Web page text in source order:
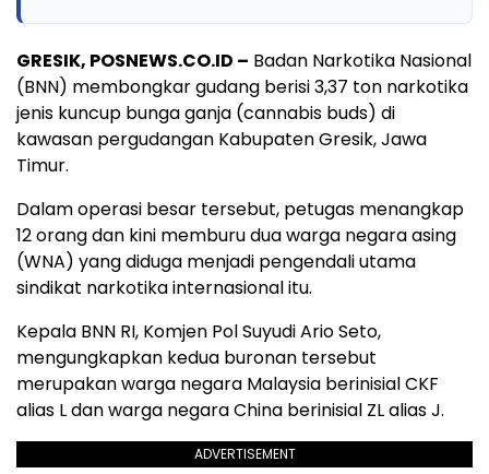
GRESIK, POSNEWS.CO.ID – Badan Narkotika Nasional
(BNN) membongkar gudang berisi 3,37 ton narkotika
jenis kuncup bunga ganja (cannabis buds) di
kawasan pergudangan Kabupaten Gresik, Jawa
Timur.
Dalam operasi besar tersebut, petugas menangkap
12 orang dan kini memburu dua warga negara asing
(WNA) yang diduga menjadi pengendali utama
sindikat narkotika internasional itu.
Kepala BNN RI, Komjen Pol Suyudi Ario Seto,
mengungkapkan kedua buronan tersebut
merupakan warga negara Malaysia berinisial CKF
alias L dan warga negara China berinisial ZL alias J.
ADVERTISEMENT